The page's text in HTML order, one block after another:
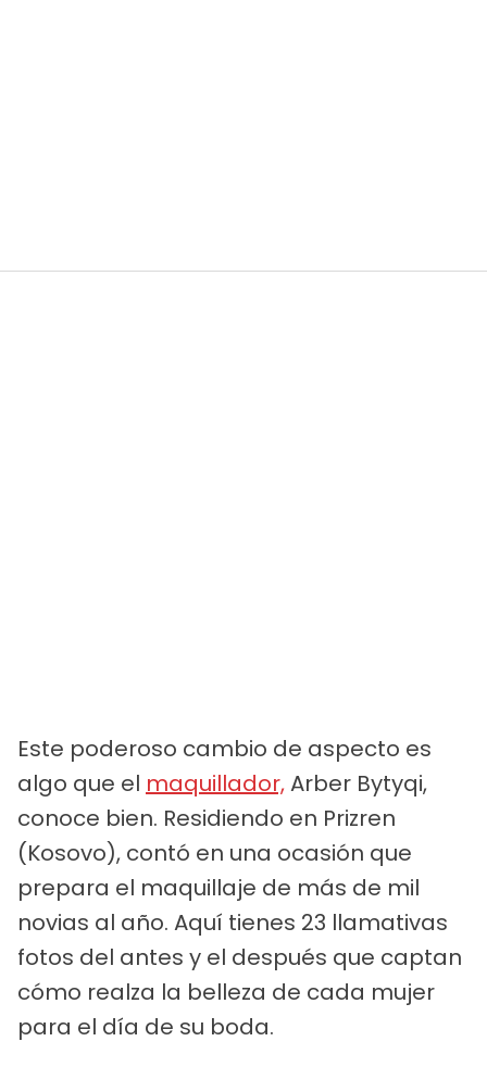
Este poderoso cambio de aspecto es
algo que el maquillador,Arber Bytyqi,
conoce bien. Residiendo en Prizren
(Kosovo), contó en una ocasión que
prepara el maquillaje de más de mil
novias al año. Aquí tienes 23 llamativas
fotos del antes y el después que captan
cómo realza la belleza de cada mujer
para el día de su boda.